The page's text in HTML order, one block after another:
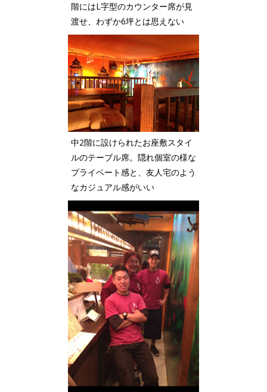
階にはL字型のカウンター席が見
渡せ、わずか6坪とは思えない
中2階に設けられたお座敷スタイ
ルのテーブル席。隠れ個室の様な
プライベート感と、友人宅のよう
なカジュアル感がいい